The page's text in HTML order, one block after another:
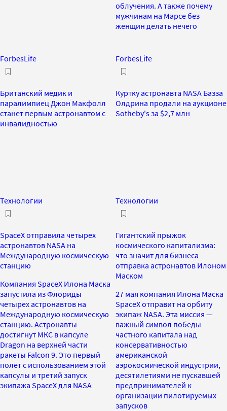
облучения. А также почему
мужчинам на Марсе без
женщин делать нечего
ForbesLife
Британский медик и
паралимпиец Джон Макфолл
станет первым астронавтом с
инвалидностью
ForbesLife
Куртку астронавта NASA Базза
Олдрина продали на аукционе
Sotheby's за $2,7 млн
Технологии
SpaceХ отправила четырех
астронавтов NASA на
Международную космическую
станцию
Компания SpaceX Илона Маска
запустила из Флориды
четырех астронавтов на
Международную космическую
станцию. Астронавты
достигнут МКС в капсуле
Dragon на верхней части
ракеты Falcon 9. Это первый
полет с использованием этой
капсулы и третий запуск
экипажа SpaceX для NASA
Технологии
Гигантский прыжок
космического капитализма:
что значит для бизнеса
отправка астронавтов Илоном
Маском
27 мая компания Илона Маска
SpaceX отправит на орбиту
экипаж NASA. Эта миссия —
важный символ победы
частного капитала над
консервативностью
американской
аэрокосмической индустрии,
десятилетиями не пускавшей
предпринимателей к
организации пилотируемых
запусков